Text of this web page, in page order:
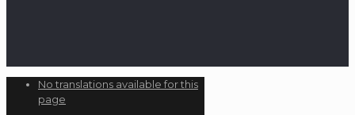
No translations available for this
page